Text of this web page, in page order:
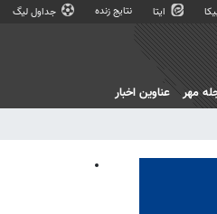
ایتا نتایج زنده جداول لیگ
مهر عناوین اخبار